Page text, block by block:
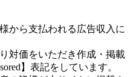
から支払われる広告収入に
対価をいただき作成・掲載
】表記をしています。